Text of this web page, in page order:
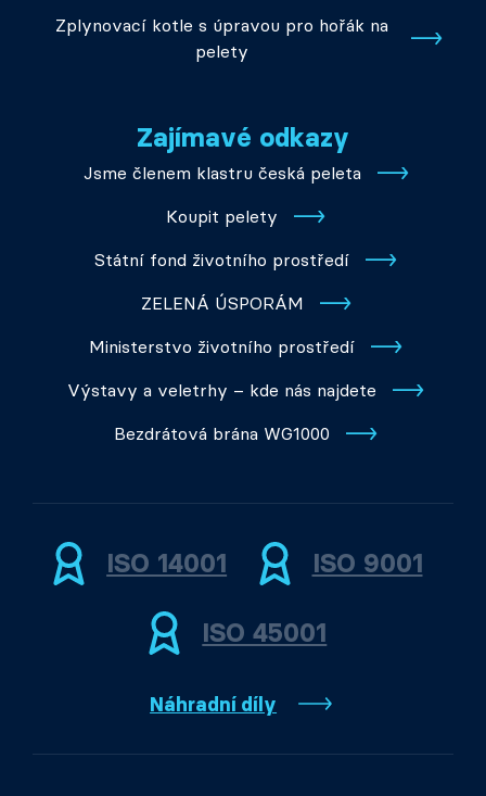
Zplynovací kotle s úpravou pro hořák na
pelety
Zajímavé odkazy
Jsme členem klastru česká peleta
Koupit pelety
Státní fond životního prostředí
ZELENÁ ÚSPORÁM
Ministerstvo životního prostředí
Výstavy a veletrhy – kde nás najdete
Bezdrátová brána WG1000
ISO 14001 ISO 9001
ISO 45001
Náhradní díly